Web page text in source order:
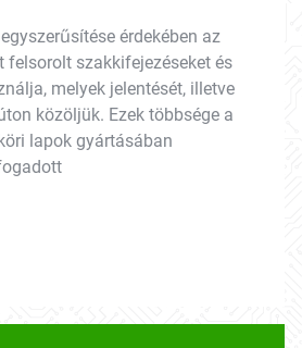
érdekében az
felsorolt szakkifejezéseket és
melyek jelentését, illetve
közöljük. Ezek többsége a
lapok gyártásában